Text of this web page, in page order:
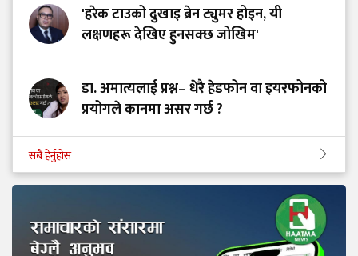
'हरेक टाउको दुखाइ ब्रेन ट्युमर होइन, यी
लक्षणहरू देखिए हुनसक्छ जोखिम'
डा. अमात्यलाई प्रश्न– धेरै हेडफोन वा इयरफोनको
प्रयोगले कानमा असर गर्छ ?
सबै हेर्नुहोस